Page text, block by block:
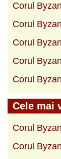
Corul
Corul
Corul
Corul
Corul
Cele mai
Corul
Corul